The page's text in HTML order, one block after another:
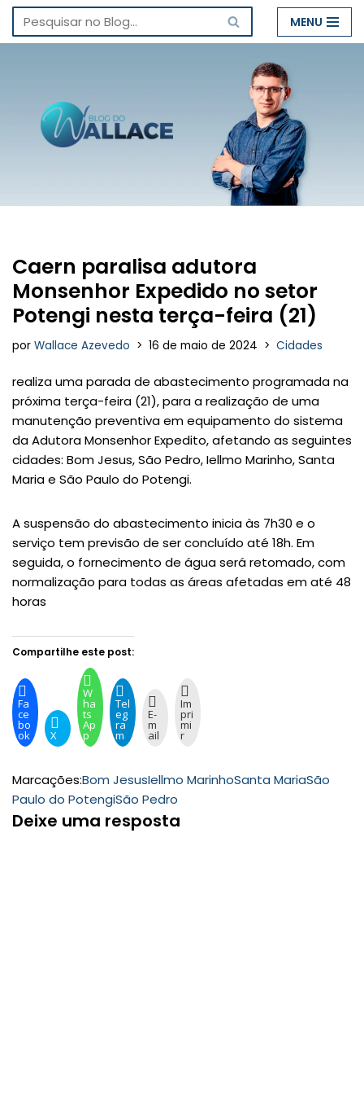
Pular
conteúdo
MENU
Caern paralisa adutora
Monsenhor Expedido no setor
Potengi nesta terça-feira (21)
por Wallace Azevedo 16 de maio de 2024 Cidades
realiza uma parada de abastecimento programada na
próxima terça-feira (21), para a realização de uma
manutenção preventiva em equipamento do sistema
da Adutora Monsenhor Expedito, afetando as seguintes
cidades: Bom Jesus, São Pedro, Iellmo Marinho, Santa
Maria e São Paulo do Potengi.
A suspensão do abastecimento inicia às 7h30 e o
serviço tem previsão de ser concluído até 18h. Em
seguida, o fornecimento de água será retomado, com
normalização para todas as áreas afetadas em até 48
horas
Compartilhe este post:
Fa
ce
bo
ok X
W
ha
ts
Ap
p
Tel
eg
ra
m
E-
m
ail
Im
pri
mi
r
Marcações:Bom JesusIellmo MarinhoSanta MariaSão
Paulo do PotengiSão Pedro
Deixe uma resposta